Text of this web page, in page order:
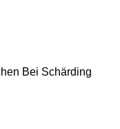
Bei Schärding